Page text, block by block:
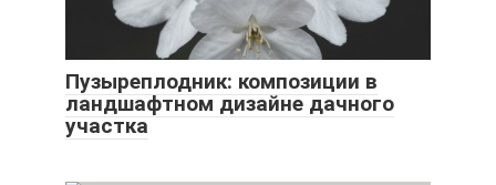
Пузыреплодник: композиции в
ландшафтном дизайне дачного
участка